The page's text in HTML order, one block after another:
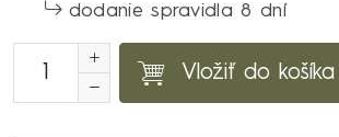
dodanie spravidla 8 dní
Vložiť do košíka